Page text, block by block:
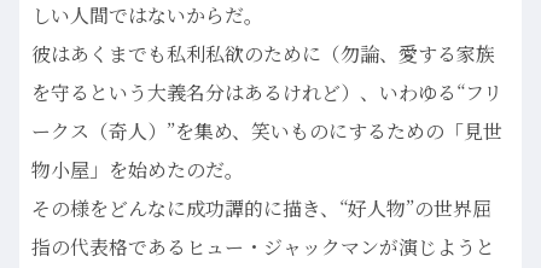
しい人間ではないからだ。
彼はあくまでも私利私欲のために（勿論、愛する家族
を守るという大義名分はあるけれど）、いわゆる“フリ
ークス（奇人）”を集め、笑いものにするための「見世
物小屋」を始めたのだ。
その様をどんなに成功譚的に描き、“好人物”の世界屈
指の代表格であるヒュー・ジャックマンが演じようと